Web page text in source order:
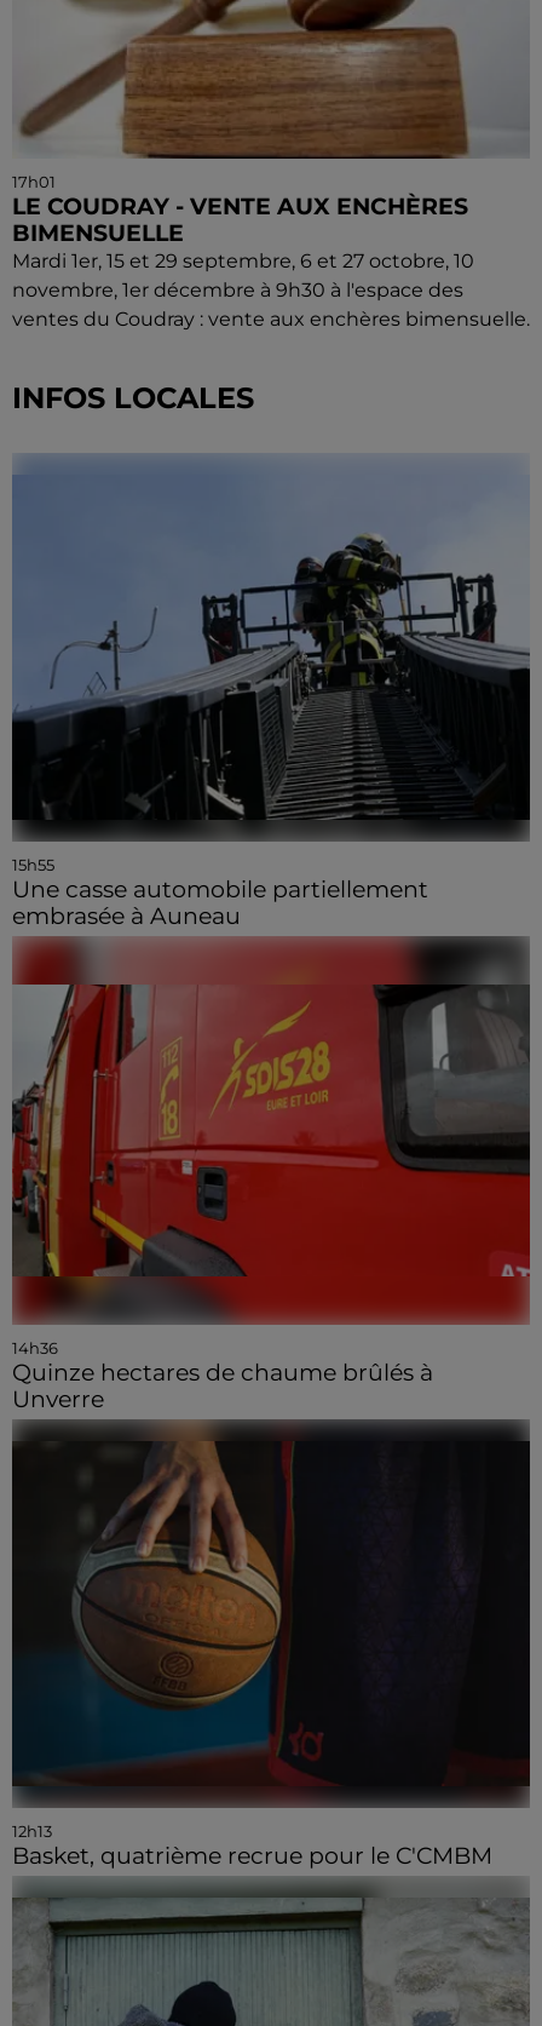
17h01
LE COUDRAY - VENTE AUX ENCHÈRES
BIMENSUELLE
Mardi 1er, 15 et 29 septembre, 6 et 27 octobre, 10
novembre, 1er décembre à 9h30 à l'espace des
ventes du Coudray : vente aux enchères bimensuelle.
INFOS LOCALES
15h55
Une casse automobile partiellement
embrasée à Auneau
14h36
Quinze hectares de chaume brûlés à
Unverre
12h13
Basket, quatrième recrue pour le C'CMBM